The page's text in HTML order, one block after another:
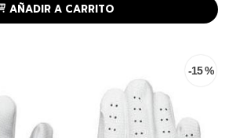
AÑADIR A CARRITO
-15 %